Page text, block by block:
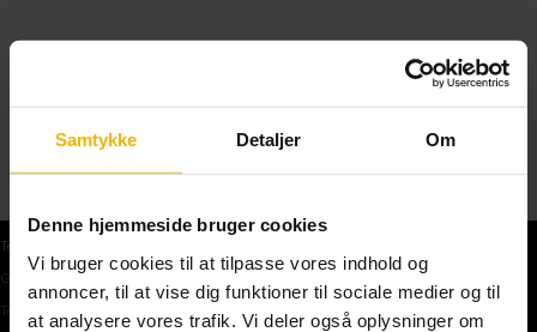
Samtykke Detaljer Om
Denne hjemmeside bruger cookies
Vi bruger cookies til at tilpasse vores indhold og
annoncer, til at vise dig funktioner til sociale medier og til
at analysere vores trafik. Vi deler også oplysninger om
Teoriprøver
Gratis teoriprøve
Teoriprøver oversigt